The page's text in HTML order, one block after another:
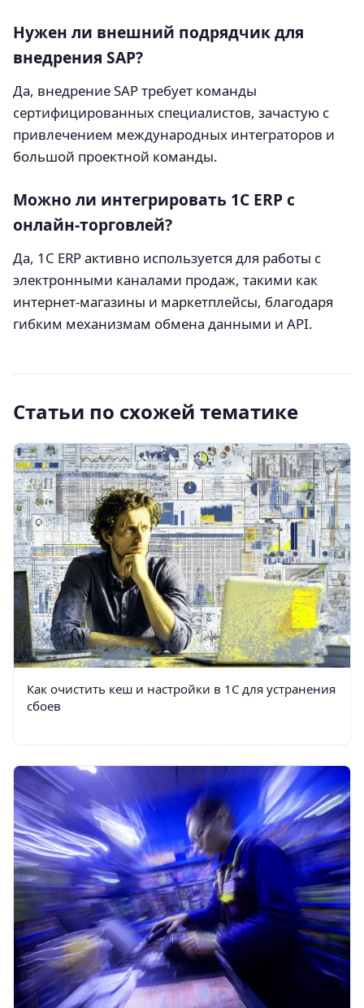
Нужен ли внешний подрядчик для
внедрения SAP?
Да, внедрение SAP требует команды
сертифицированных специалистов, зачастую с
привлечением международных интеграторов и
большой проектной команды.
Можно ли интегрировать 1С ERP с
онлайн-торговлей?
Да, 1С ERP активно используется для работы с
электронными каналами продаж, такими как
интернет-магазины и маркетплейсы, благодаря
гибким механизмам обмена данными и API.
Статьи по схожей тематике
Как очистить кеш и настройки в 1С для устранения
сбоев